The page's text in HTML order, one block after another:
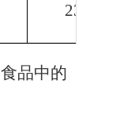
230.4
品中的